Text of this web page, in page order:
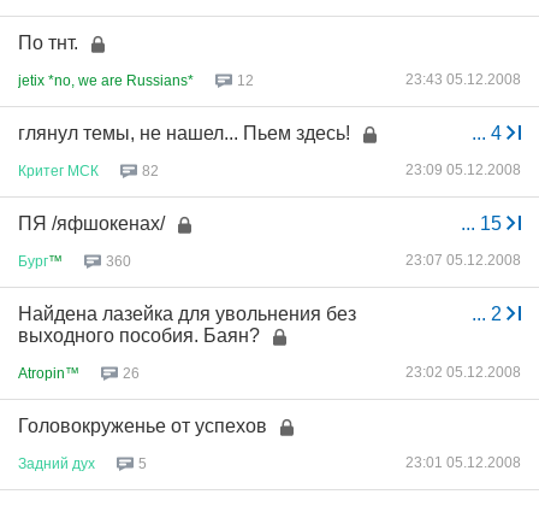
По тнт.
jetix *no, we are Russians* 12 23:43 05.12.2008
... 4
глянул темы, не нашел... Пьем здесь!
Критег МСК 82 23:09 05.12.2008
... 15
ПЯ /яфшокенах/
Бург™ 360 23:07 05.12.2008
... 2
Найдена лазейка для увольнения без
выходного пособия. Баян?
Atropin™ 26 23:02 05.12.2008
Головокруженье от успехов
Задний дух 5 23:01 05.12.2008